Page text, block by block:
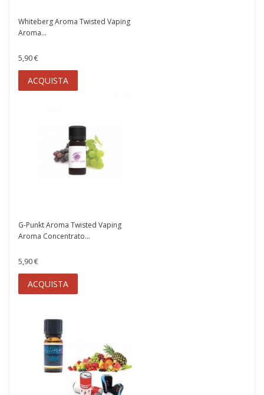
Whiteberg Aroma Twisted Vaping
Aroma...
5,90 €
ACQUISTA
G-Punkt Aroma Twisted Vaping
Aroma Concentrato...
5,90 €
ACQUISTA